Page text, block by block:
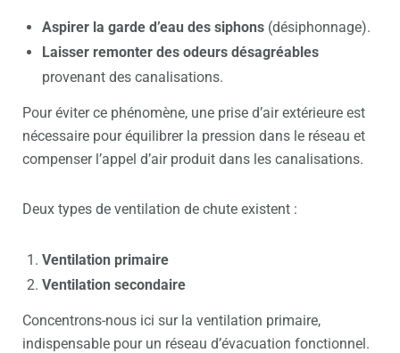
Aspirer la garde d’eau des siphons (désiphonnage).
Laisser remonter des odeurs désagréables
provenant des canalisations.
Pour éviter ce phénomène, une prise d’air extérieure est
nécessaire pour équilibrer la pression dans le réseau et
compenser l’appel d’air produit dans les canalisations.
Deux types de ventilation de chute existent :
Ventilation primaire
Ventilation secondaire
Concentrons-nous ici sur la ventilation primaire,
indispensable pour un réseau d’évacuation fonctionnel.